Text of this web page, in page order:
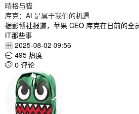
晴格与猫
库克：AI 是属于我们的机遇
据彭博社报道，苹果 CEO 库克在日前的
IT那些事
 2025-08-02 09:56
 495 热度
 0 评论